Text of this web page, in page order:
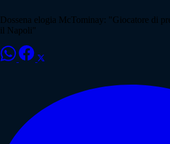
Dossena elogia McTominay: "Giocatore di
il Napoli"